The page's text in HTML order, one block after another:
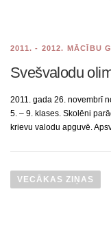
2011. - 2012. MĀCĪBU
Svešvalodu
2011. gada 26. novembrī
5. – 9. klases. Skolēni
krievu valodu apguvē.
VECĀKAS ZIŅAS